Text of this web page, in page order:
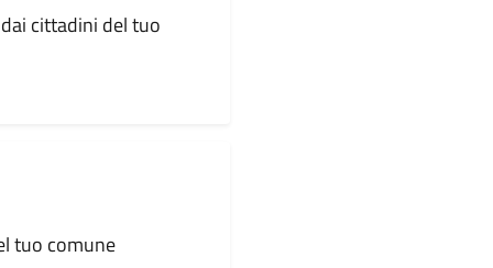
cittadini del tuo
tuo comune